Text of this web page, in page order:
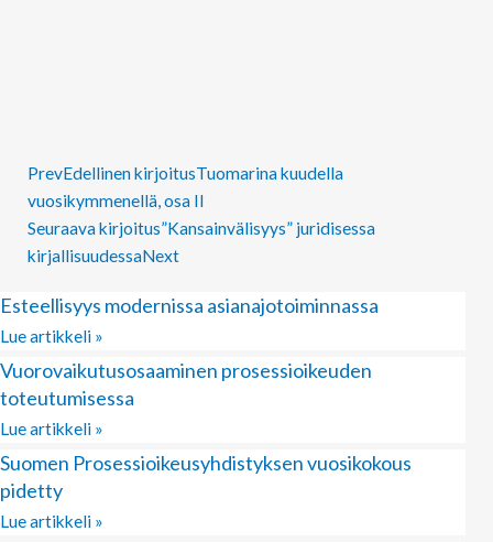
PrevEdellinen kirjoitusTuomarina kuudella
vuosikymmenellä, osa II
Seuraava kirjoitus”Kansainvälisyys” juridisessa
kirjallisuudessaNext
Esteellisyys modernissa asianajotoiminnassa
Lue artikkeli »
Vuorovaikutusosaaminen prosessioikeuden
toteutumisessa
Lue artikkeli »
Suomen Prosessioikeusyhdistyksen vuosikokous
pidetty
Lue artikkeli »